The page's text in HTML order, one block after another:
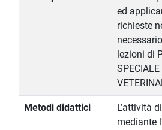
ed
richieste
lezioni di
Metodi didattici
L’attività
mediante